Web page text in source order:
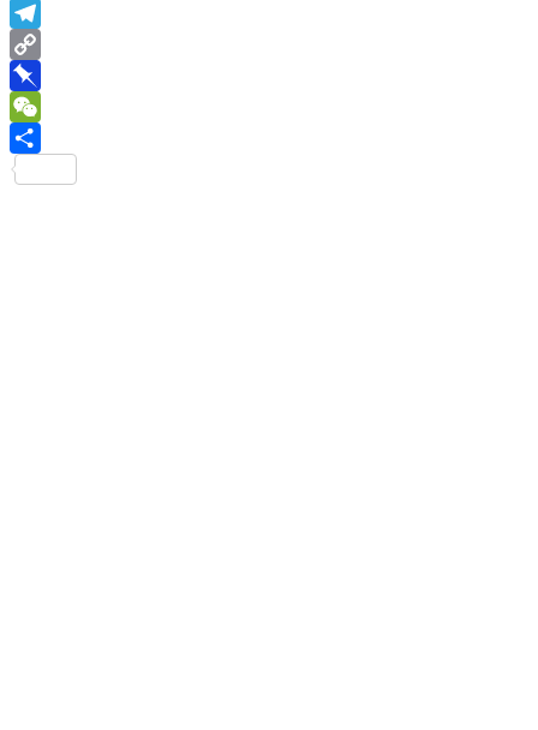
LinkedIn
Telegram
Copy
Link
Pinboard
WeChat